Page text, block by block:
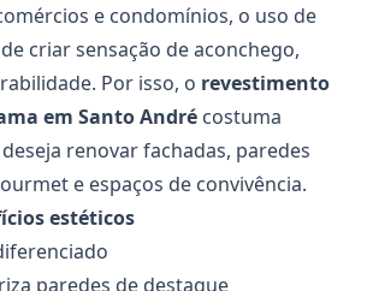
e condomínios, o uso de
criar sensação de aconchego,
Por isso, o revestimento
em Santo André costuma
renovar fachadas, paredes
e espaços de convivência.
estéticos
paredes de destaque